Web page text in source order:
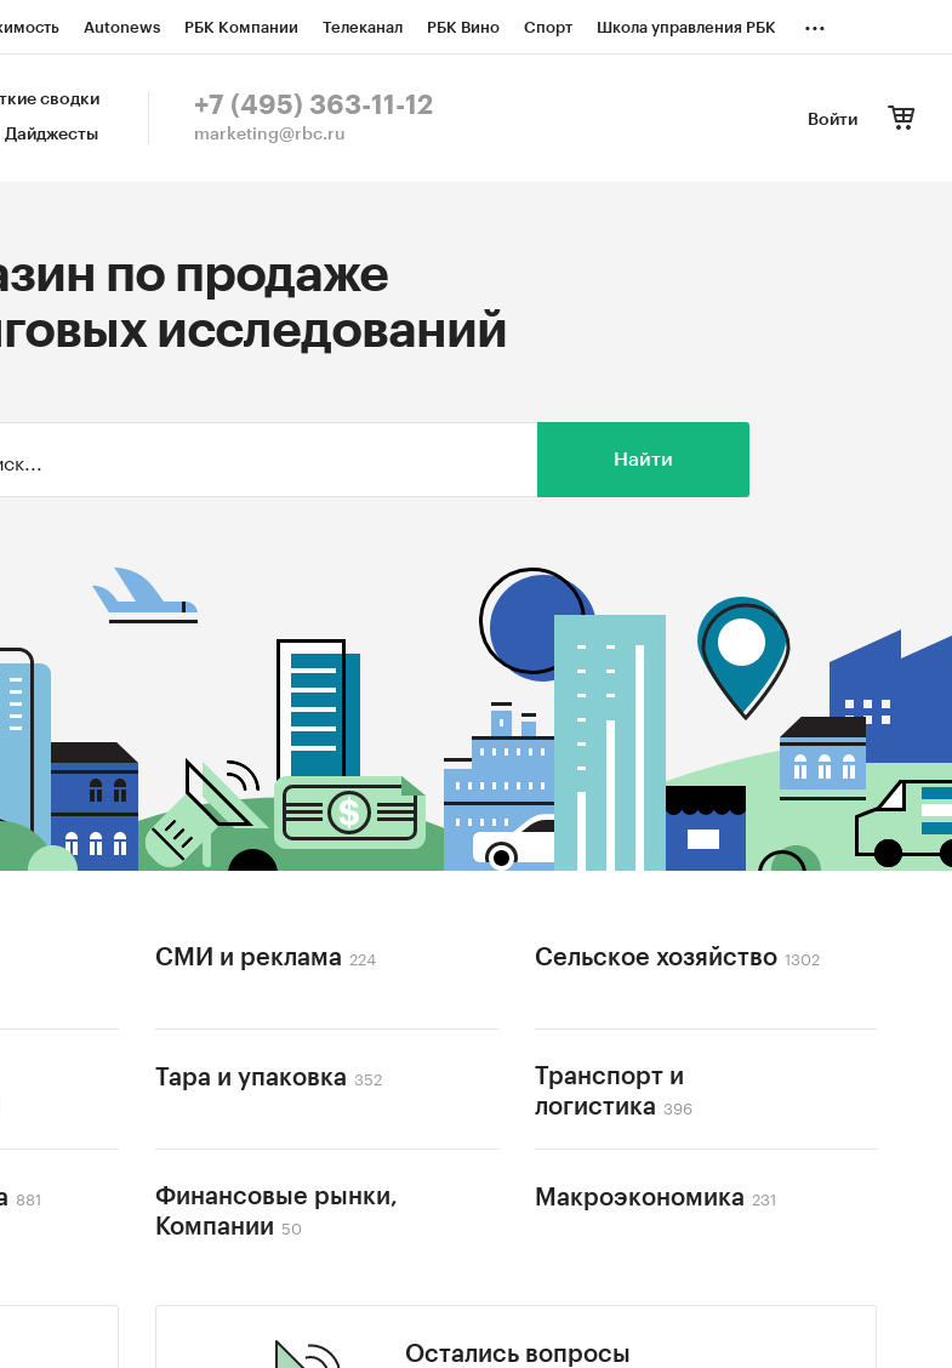
Autonews РБК Компании Телеканал РБК Вино Спорт Школа управления РБК
СПб Конференции СПб Спецпроекты
...
Войти
сводки
Дайджесты
+7 (495) 363-11-12
marketing@rbc.ru
по продаже
исследований
СМИ и реклама 224 Сельское хозяйство 1302
Тара и упаковка 352
Транспорт и
логистика 396
881
Финансовые рынки,
Компании 50
Макроэкономика 231
Остались вопросы